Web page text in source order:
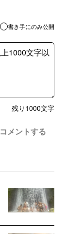
書き手にのみ公開
残り 1000文字
コメントする